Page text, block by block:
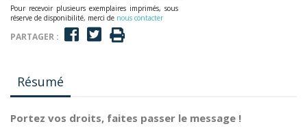
Pour recevoir plusieurs exemplaires imprimés, sous
réserve de disponibilité, merci de nous contacter
PARTAGER :
Résumé
Portez vos droits, faites passer le message !